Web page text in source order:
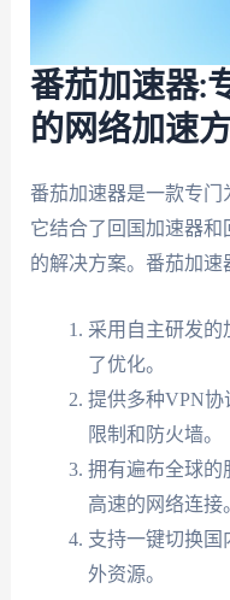
番茄加速器:
的网络加速
番茄加速器是一款专门
它结合了回国加速器
的解决方案。番茄加速
采用自主研发的
了优化。
提供多种VPN协
限制和防火墙。
拥有遍布全球的
高速的网络连接
支持一键切换国
外资源。